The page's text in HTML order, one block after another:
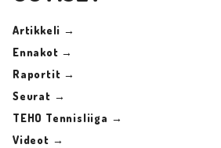
Artikkeli →
Ennakot →
Raportit →
Seurat →
TEHO Tennisliiga →
Videot →